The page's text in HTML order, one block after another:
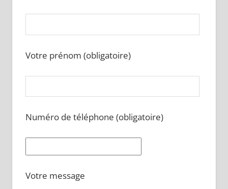
Votre prénom (obligatoire)
Numéro de téléphone (obligatoire)
Votre message